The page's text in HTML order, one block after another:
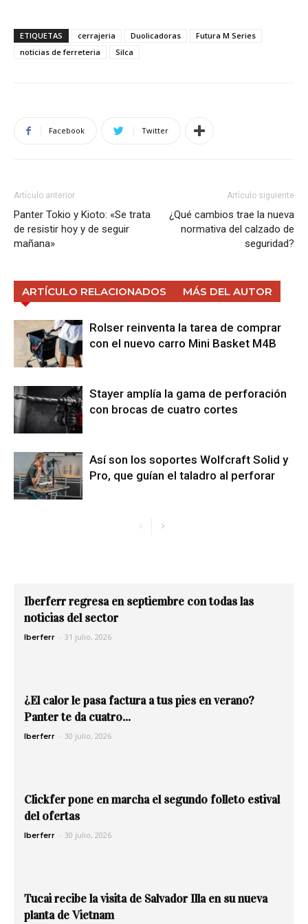
ETIQUETAS cerrajeria Duolicadoras
Futura M Series
noticias de ferreteria
Silca
Facebook Twitter
Artículo anterior
Panter Tokio y Kioto: «Se trata
de resistir hoy y de seguir
mañana»
Artículo siguiente
¿Qué cambios trae la nueva
normativa del calzado de
seguridad?
ARTÍCULO RELACIONADOS MÁS DEL AUTOR
Rolser reinventa la tarea de comprar
con el nuevo carro Mini Basket M4B
Stayer amplía la gama de perforación
con brocas de cuatro cortes
Así son los soportes Wolfcraft Solid y
Pro, que guían el taladro al perforar
Iberferr regresa en septiembre con todas las
noticias del sector
Iberferr - 31 julio, 2026
¿El calor le pasa factura a tus pies en verano?
Panter te da cuatro...
Iberferr - 30 julio, 2026
Clickfer pone en marcha el segundo folleto estival
del ofertas
Iberferr - 30 julio, 2026
Tucai recibe la visita de Salvador Illa en su nueva
planta de Vietnam